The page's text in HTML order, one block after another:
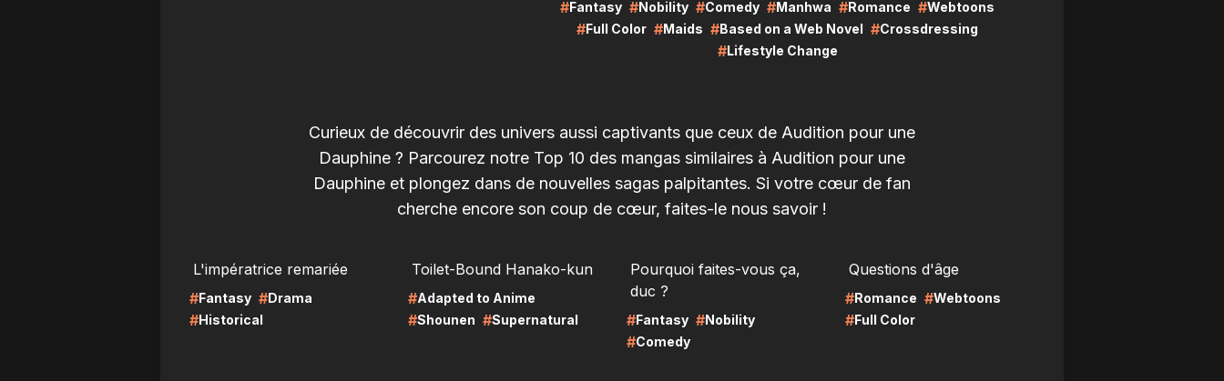
#Fantasy #Nobility #Comedy #Manhwa #Romance #Webtoons
#Full Color #Maids #Based on a Web Novel #Crossdressing
#Lifestyle Change
Curieux de découvrir des univers aussi captivants que ceux de Audition pour une
Dauphine ? Parcourez notre Top 10 des mangas similaires à Audition pour une
Dauphine et plongez dans de nouvelles sagas palpitantes. Si votre cœur de fan
cherche encore son coup de cœur, faites-le nous savoir !
L'impératrice remariée
#Fantasy #Drama
#Historical
Toilet-Bound Hanako-kun
#Adapted to Anime
#Shounen #Supernatural
Pourquoi faites-vous ça,
duc ?
#Fantasy #Nobility
#Comedy
Questions d'âge
#Romance #Webtoons
#Full Color